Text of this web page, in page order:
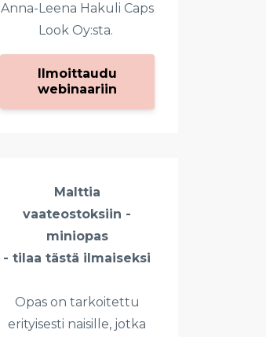
Anna-Leena Hakuli Caps
Look Oy:sta.
Ilmoittaudu
webinaariin
Malttia
vaateostoksiin -
miniopas
- tilaa tästä ilmaiseksi
Opas on tarkoitettu
erityisesti naisille, jotka